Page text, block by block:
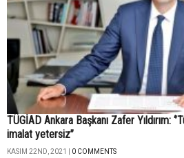
TÜGİAD Ankara Başkanı Zafer Yıldırım:
imalat yetersiz’’
KASIM 22ND, 2021 | 0 COMMENTS